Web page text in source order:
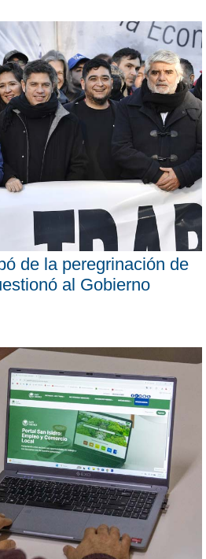
de la peregrinación de
al Gobierno